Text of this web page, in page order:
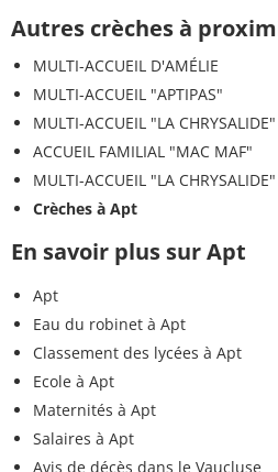
Autres crèches à
MULTI-ACCUEIL D'AMÉLIE
MULTI-ACCUEIL "APTIPAS"
MULTI-ACCUEIL "LA CHRYSALIDE"
ACCUEIL FAMILIAL "MAC MAF"
MULTI-ACCUEIL "LA CHRYSALIDE"
Crèches à Apt
En savoir plus sur Apt
Apt
Eau du robinet à Apt
Classement des lycées à Apt
Ecole à Apt
Maternités à Apt
Salaires à Apt
Avis de décès dans le Vaucluse